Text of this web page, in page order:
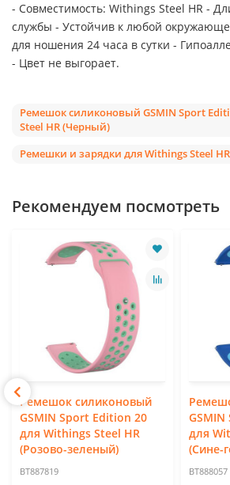
- Совместимость: Withings Steel HR -
службы - Устойчив к любой
для ношения 24 часа в сутки -
- Цвет не выгорает.
Ремешок силиконовый GSMIN Sport
Steel HR (Черный)
Ремешки и зарядки для Withings Steel HR
Рекомендуем посмотреть
Ремешок силиконовый
GSMIN Sport Edition 20
для Withings Steel HR
(Розово-зеленый)
BT887819
для
(Сине-
BT888057